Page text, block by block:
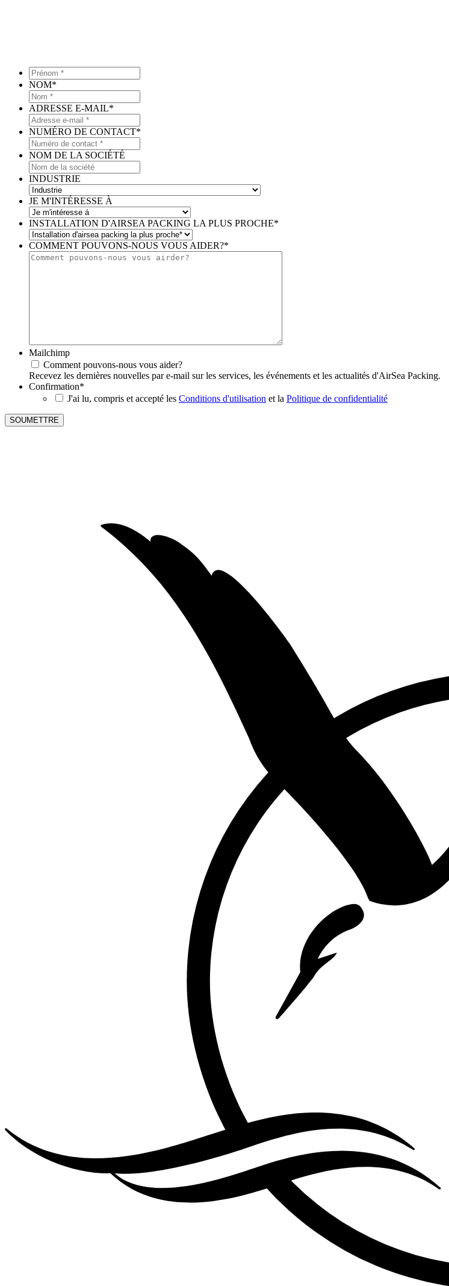
Prénom
**
NOM*
ADRESSE E-MAIL*
NUMÉRO DE CONTACT*
NOM DE LA SOCIÉTÉ
INDUSTRIE
JE M'INTÉRESSE À
INSTALLATION D'AIRSEA PACKING LA PLUS PROCHE*
COMMENT POUVONS-NOUS VOUS AIDER?*
Mailchimp
Comment pouvons-nous vous aider?
Recevez les dernières nouvelles par e-mail sur les services, les événements et les actualités d'AirSea Packing.
Confirmation*
J'ai lu, compris et accepté les Conditions d'utilisation et la Politique de confidentialité